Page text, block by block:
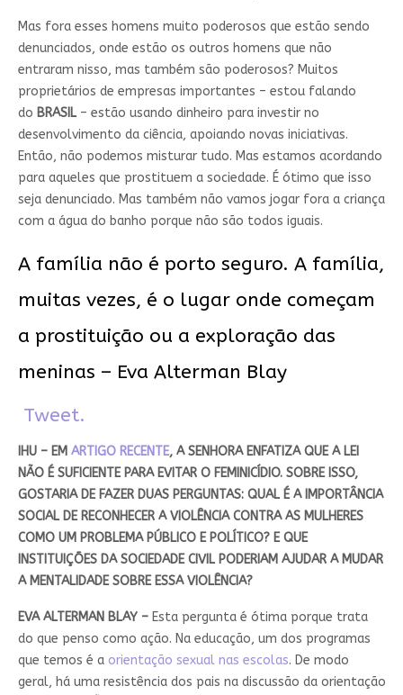
Mas fora esses homens muito poderosos que estão sendo
denunciados, onde estão os outros homens que não
entraram nisso, mas também são poderosos? Muitos
proprietários de empresas importantes – estou falando
do BRASIL – estão usando dinheiro para investir no
desenvolvimento da ciência, apoiando novas iniciativas.
Então, não podemos misturar tudo. Mas estamos acordando
para aqueles que prostituem a sociedade. É ótimo que isso
seja denunciado. Mas também não vamos jogar fora a criança
com a água do banho porque não são todos iguais.
A família não é porto seguro. A família,
muitas vezes, é o lugar onde começam
a prostituição ou a exploração das
meninas – Eva Alterman Blay
Tweet.
IHU – EM ARTIGO RECENTE, A SENHORA ENFATIZA QUE A LEI
NÃO É SUFICIENTE PARA EVITAR O FEMINICÍDIO. SOBRE ISSO,
GOSTARIA DE FAZER DUAS PERGUNTAS: QUAL É A IMPORTÂNCIA
SOCIAL DE RECONHECER A VIOLÊNCIA CONTRA AS MULHERES
COMO UM PROBLEMA PÚBLICO E POLÍTICO? E QUE
INSTITUIÇÕES DA SOCIEDADE CIVIL PODERIAM AJUDAR A MUDAR
A MENTALIDADE SOBRE ESSA VIOLÊNCIA?
EVA ALTERMAN BLAY – Esta pergunta é ótima porque trata
do que penso como ação. Na educação, um dos programas
que temos é a orientação sexual nas escolas. De modo
geral, há uma resistência dos pais na discussão da orientação